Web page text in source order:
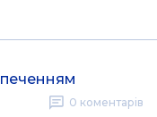
0 коментарів